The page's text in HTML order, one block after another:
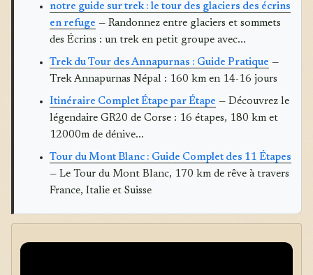
notre guide sur trek : le tour des glaciers des écrins
en refuge — Randonnez entre glaciers et sommets
des Écrins : un trek en petit groupe avec...
Trek du Tour des Annapurnas : Guide Pratique —
Trek Annapurnas Népal : 160 km en 14-16 jours
Itinéraire Complet Étape par Étape — Découvrez le
légendaire GR20 de Corse : 16 étapes, 180 km et
12000m de dénive...
Tour du Mont Blanc : Guide Complet des 11 Étapes
— Le Tour du Mont Blanc, 170 km de rêve à travers
France, Italie et Suisse